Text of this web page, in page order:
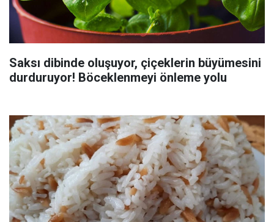
Saksı dibinde oluşuyor, çiçeklerin büyümesini
durduruyor! Böceklenmeyi önleme yolu